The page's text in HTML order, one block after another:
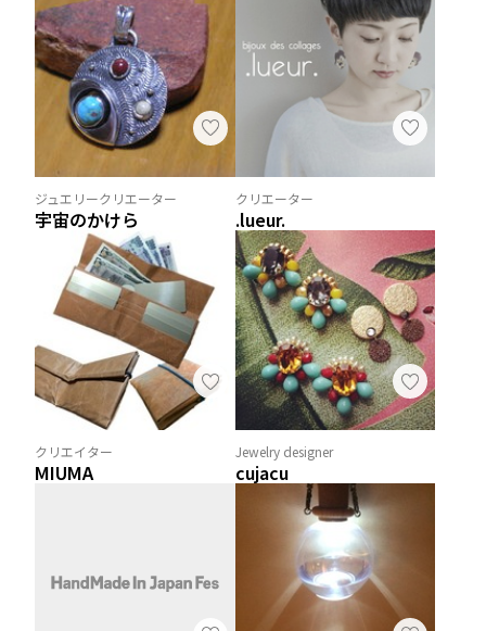
ジュエリークリエーター
宇宙のかけら
クリエーター
.lueur.
クリエイター
MIUMA
Jewelry designer
cujacu